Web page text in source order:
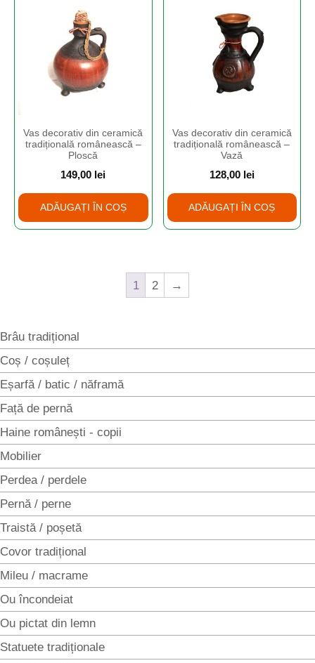
Vas decorativ din ceramică
tradițională românească –
Ploscă
149,00 lei
ADĂUGAȚI ÎN COȘ
Vas decorativ din ceramică
tradițională românească –
Vază
128,00 lei
ADĂUGAȚI ÎN COȘ
1 2 →
Brâu tradițional
Coș / coșuleț
Eșarfă / batic / năframă
Față de pernă
Haine românești - copii
Mobilier
Perdea / perdele
Pernă / perne
Traistă / poșetă
Covor tradițional
Mileu / macrame
Ou încondeiat
Ou pictat din lemn
Statuete tradiționale